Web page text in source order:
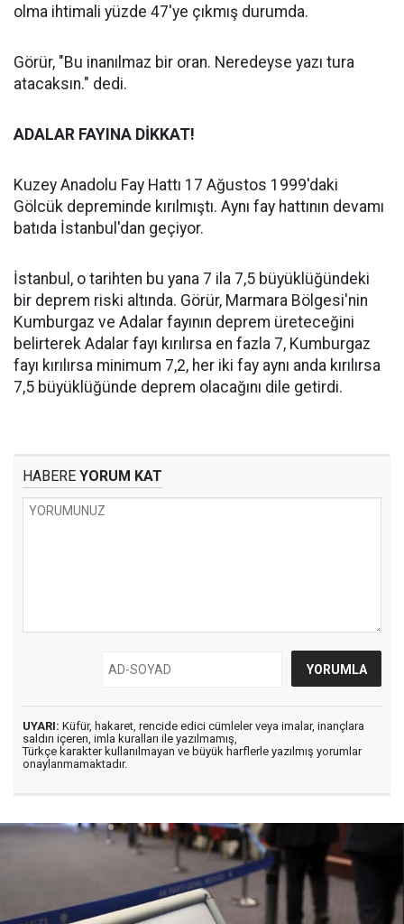
olma ihtimali yüzde 47'ye çıkmış durumda.
Görür, "Bu inanılmaz bir oran. Neredeyse yazı tura
atacaksın." dedi.
ADALAR FAYINA DİKKAT!
Kuzey Anadolu Fay Hattı 17 Ağustos 1999'daki
Gölcük depreminde kırılmıştı. Aynı fay hattının devamı
batıda İstanbul'dan geçiyor.
İstanbul, o tarihten bu yana 7 ila 7,5 büyüklüğündeki
bir deprem riski altında. Görür, Marmara Bölgesi'nin
Kumburgaz ve Adalar fayının deprem üreteceğini
belirterek Adalar fayı kırılırsa en fazla 7, Kumburgaz
fayı kırılırsa minimum 7,2, her iki fay aynı anda kırılırsa
7,5 büyüklüğünde deprem olacağını dile getirdi.
HABERE YORUM KAT
UYARI: Küfür, hakaret, rencide edici cümleler veya imalar, inançlara
saldırı içeren, imla kuralları ile yazılmamış,
Türkçe karakter kullanılmayan ve büyük harflerle yazılmış yorumlar
onaylanmamaktadır.